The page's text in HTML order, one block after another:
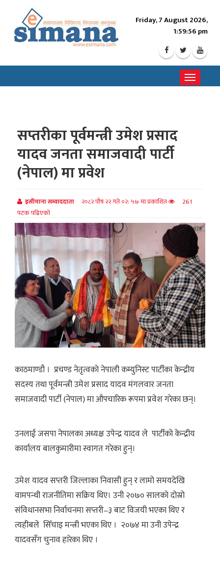
Friday, 7 August 2026,
1:59:58 pm
Toggle
सप्तरीका पूर्वमन्त्री उमेश प्रसाद
यादव जनता समाजवादी पार्टी
(नेपाल) मा प्रवेश
इसीमाना सम्वाददाता २०८२ पौष २२ गते ०२: ५७ मा प्रकाशित
261
पटक पढिएको
काठमाण्डौ । प्रचण्ड नेतृत्वको नेपाली कम्युनिस्ट पार्टीका केन्द्रीय
सदस्य तथा पूर्वमन्त्री उमेश प्रसाद यादव मंगलवार जनता
समाजवादी पार्टी (नेपाल) मा औपचारिक रूपमा प्रवेश गरेका छन्।
उनलाई जसपा नेपालका अध्यक्ष उपेन्द्र यादव ले पार्टीको केन्द्रीय
कार्यालय बालकुमारीमा स्वागत गरेका हुन्।
उमेश यादव सप्तरी जिल्लाका निवासी हुन् र लामो समयदेखि
वामपन्थी राजनीतिमा सक्रिय थिए। उनी २०७० सालको दोस्रो
संविधानसभा निर्वाचनमा सप्तरी–३ बाट विजयी भएका थिए र
त्यहीबले सिँचाइ मन्त्री भएका थिए । २०७४ मा उनी उपेन्द्र
यादवसँग चुनाव हारेका थिए ।